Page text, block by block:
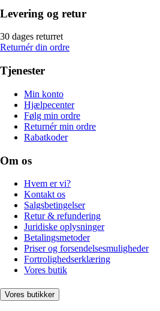
Levering og retur
30 dages returret
Returnér din ordre
Tjenester
Min konto
Hjælpecenter
Følg min ordre
Returnér min ordre
Rabatkoder
Om os
Hvem er vi?
Kontakt os
Salgsbetingelser
Retur & refundering
Juridiske oplysninger
Betalingsmetoder
Priser og forsendelsesmuligheder
Fortrolighedserklæring
Vores butik
Vores butikker